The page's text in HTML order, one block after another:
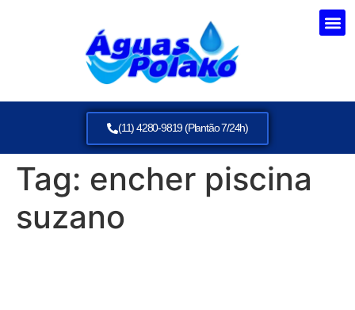
(11) 4280-9819 (Plantão 7/24h)
Tag: encher piscina
suzano